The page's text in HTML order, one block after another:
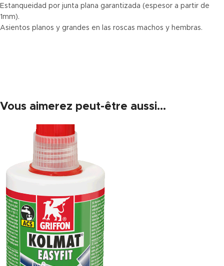
Estanqueidad por junta plana garantizada (espesor a partir de
1mm).
Asientos planos y grandes en las roscas machos y hembras.
Vous aimerez peut-être aussi…